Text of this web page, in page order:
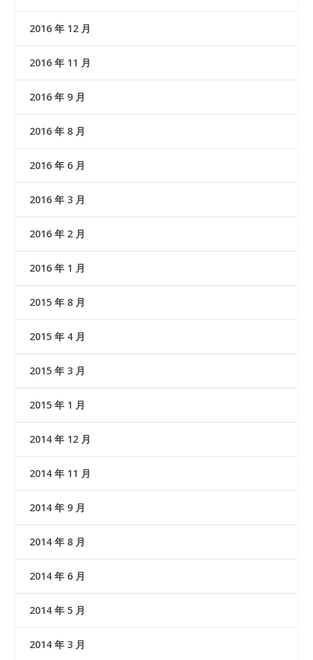
2016 年 12 月
2016 年 11 月
2016 年 9 月
2016 年 8 月
2016 年 6 月
2016 年 3 月
2016 年 2 月
2016 年 1 月
2015 年 8 月
2015 年 4 月
2015 年 3 月
2015 年 1 月
2014 年 12 月
2014 年 11 月
2014 年 9 月
2014 年 8 月
2014 年 6 月
2014 年 5 月
2014 年 3 月